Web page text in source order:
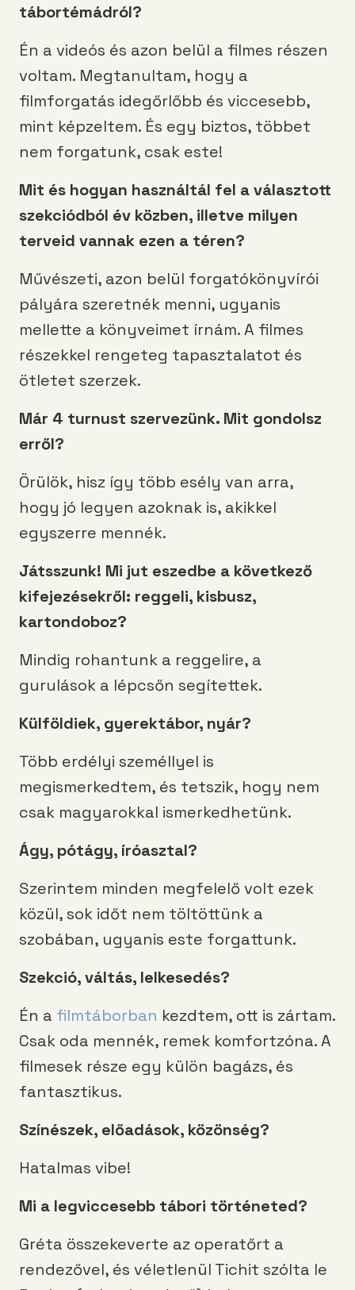
tábortémádról?
Én a videós és azon belül a filmes részen
voltam. Megtanultam, hogy a
filmforgatás idegőrlőbb és viccesebb,
mint képzeltem. És egy biztos, többet
nem forgatunk, csak este!
Mit és hogyan használtál fel a választott
szekciódból év közben, illetve milyen
terveid vannak ezen a téren?
Művészeti, azon belül forgatókönyvírói
pályára szeretnék menni, ugyanis
mellette a könyveimet írnám. A filmes
részekkel rengeteg tapasztalatot és
ötletet szerzek.
Már 4 turnust szervezünk. Mit gondolsz
erről?
Örülök, hisz így több esély van arra,
hogy jó legyen azoknak is, akikkel
egyszerre mennék.
Játsszunk! Mi jut eszedbe a következő
kifejezésekről: reggeli, kisbusz,
kartondoboz?
Mindig rohantunk a reggelire, a
gurulások a lépcsőn segítettek.
Külföldiek, gyerektábor, nyár?
Több erdélyi személlyel is
megismerkedtem, és tetszik, hogy nem
csak magyarokkal ismerkedhetünk.
Ágy, pótágy, íróasztal?
Szerintem minden megfelelő volt ezek
közül, sok időt nem töltöttünk a
szobában, ugyanis este forgattunk.
Szekció, váltás, lelkesedés?
Én a filmtáborban kezdtem, ott is zártam.
Csak oda mennék, remek komfortzóna. A
filmesek része egy külön bagázs, és
fantasztikus.
Színészek, előadások, közönség?
Hatalmas vibe!
Mi a legviccesebb tábori történeted?
Gréta összekeverte az operatőrt a
rendezővel, és véletlenül Tichit szólta le